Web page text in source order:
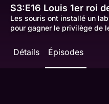
S3:E16 Louis 1er roi
Les souris ont installé un
pour gagner le privilège de
Détails Épisodes